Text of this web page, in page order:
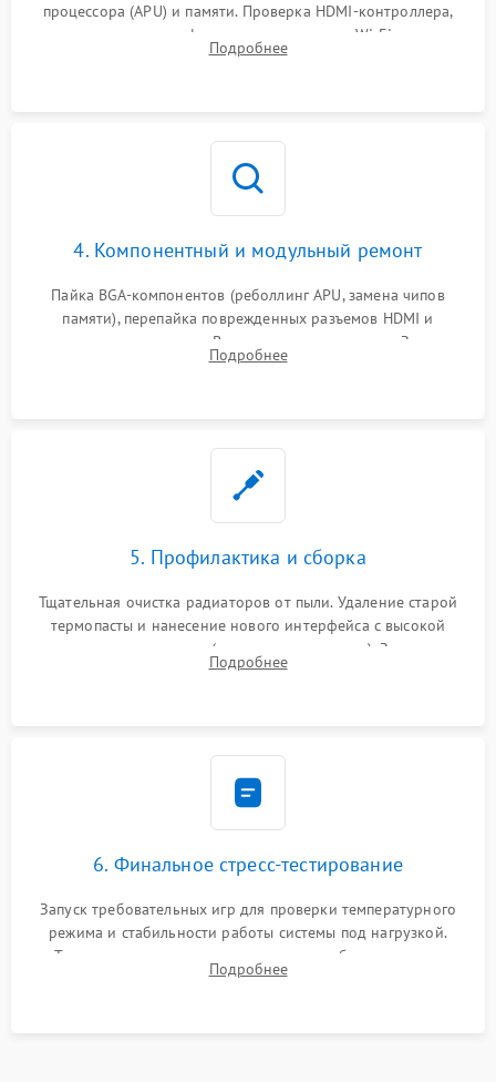
процессора (APU) и памяти. Проверка HDMI-контроллера,
микросхем флеш-памяти и модуля Wi-Fi
Подробнее
4. Компонентный и модульный ремонт
Пайка BGA-компонентов (реболлинг APU, замена чипов
памяти), перепайка поврежденных разъемов HDMI и
контроллеров питания. Восстановление дорожек. Замена
неисправного жесткого диска, SSD или лазерной головки
Подробнее
5. Профилактика и сборка
Тщательная очистка радиаторов от пыли. Удаление старой
термопасты и нанесение нового интерфейса с высокой
теплопроводностью (или жидкого металла). Замена
термопрокладок. Аккуратная сборка консоли и подключение
Подробнее
6. Финальное стресс-тестирование
Запуск требовательных игр для проверки температурного
режима и стабильности работы системы под нагрузкой.
Тестирование привода, синхронизации беспроводных
геймпадов, выхода в сеть и выдачи изображения без
Подробнее